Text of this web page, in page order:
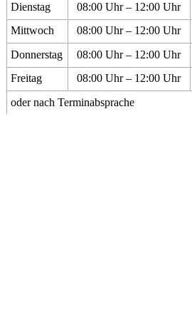
Dienstag
08:00 Uhr – 12:00 Uhr
Mittwoch
08:00 Uhr – 12:00 Uhr
Donnerstag
08:00 Uhr – 12:00 Uhr
Freitag
08:00 Uhr – 12:00 Uhr
oder nach Terminabsprache